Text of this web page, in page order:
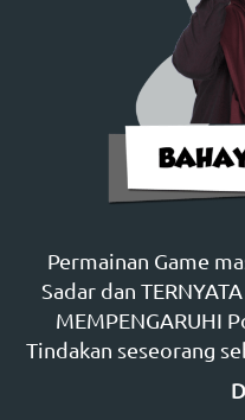
Permainan Game
Sadar dan
MEMPENGARUHI
Tindakan seseorang